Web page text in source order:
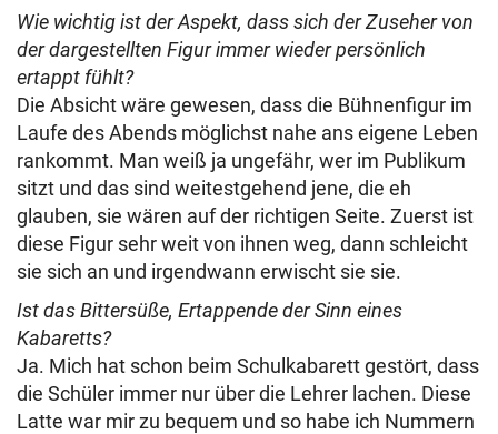
Wie wichtig ist der Aspekt, dass sich der Zuseher von
der dargestellten Figur immer wieder persönlich
ertappt fühlt?
Die Absicht wäre gewesen, dass die Bühnenfigur im
Laufe des Abends möglichst nahe ans eigene Leben
rankommt. Man weiß ja ungefähr, wer im Publikum
sitzt und das sind weitestgehend jene, die eh
glauben, sie wären auf der richtigen Seite. Zuerst ist
diese Figur sehr weit von ihnen weg, dann schleicht
sie sich an und irgendwann erwischt sie sie.
Ist das Bittersüße, Ertappende der Sinn eines
Kabaretts?
Ja. Mich hat schon beim Schulkabarett gestört, dass
die Schüler immer nur über die Lehrer lachen. Diese
Latte war mir zu bequem und so habe ich Nummern